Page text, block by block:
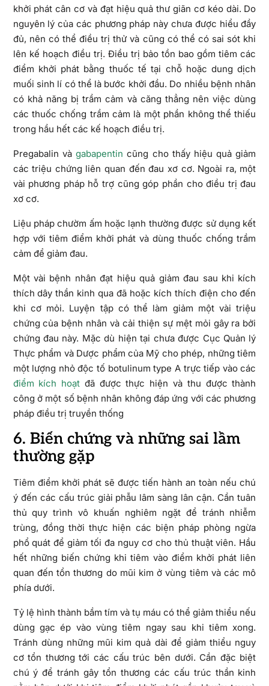
khởi phát cân cơ và đạt hiệu quả thư giãn cơ kéo dài. Do
nguyên lý của các phương pháp này chưa được hiểu đầy
đủ, nên có thể điều trị thử và cũng có thể có sai sót khi
lên kế hoạch điều trị. Điều trị bảo tồn bao gồm tiêm các
điểm khởi phát bằng thuốc tế tại chỗ hoặc dung dịch
muối sinh lí có thể là bước khởi đầu. Do nhiều bệnh nhân
có khả năng bị trầm cảm và căng thẳng nên việc dùng
các thuốc chống trầm cảm là một phần không thể thiếu
trong hầu hết các kế hoạch điều trị.
Pregabalin vàgabapentincũng cho thấy hiệu quả giảm
các triệu chứng liên quan đến đau xơ cơ. Ngoài ra, một
vài phương pháp hỗ trợ cũng góp phần cho điều trị đau
xơ cơ.
Liệu pháp chườm ấm hoặc lạnh thường được sử dụng kết
hợp với tiêm điểm khởi phát và dùng thuốc chống trầm
cảm để giảm đau.
Một vài bệnh nhân đạt hiệu quả giảm đau sau khi kích
thích dây thần kinh qua đã hoặc kích thích điện cho đến
khi cơ mỏi. Luyện tập có thể làm giảm một vài triệu
chứng của bệnh nhân và cải thiện sự mệt mỏi gây ra bởi
chứng đau này. Mặc dù hiện tại chưa được Cục Quản lý
Thực phẩm và Dược phẩm của Mỹ cho phép, những tiêm
một lượng nhỏ độc tố botulinum type A trực tiếp vào các
điểm kích hoạt đã được thực hiện và thu được thành
công ở một số bệnh nhân không đáp ứng với các phương
pháp điều trị truyền thống
6. Biến chứng và những sai lầm
thường gặp
Tiêm điểm khởi phát sẽ được tiến hành an toàn nếu chú
ý đến các cấu trúc giải phẫu lâm sàng lân cận. Cần tuân
thủ quy trình vô khuấn nghiêm ngặt để tránh nhiễm
trùng, đồng thời thực hiện các biện pháp phòng ngừa
phổ quát để giảm tối đa nguy cơ cho thủ thuật viên. Hầu
hết những biến chứng khi tiêm vào điểm khởi phát liên
quan đến tổn thương do mũi kim ở vùng tiêm và các mô
phía dưới.
Tỷ lệ hình thành bầm tím và tụ máu có thể giảm thiểu nếu
dùng gạc ép vào vùng tiêm ngay sau khi tiêm xong.
Tránh dùng những mũi kim quả dài để giảm thiểu nguy
cơ tổn thương tới các cấu trúc bên dưới. Cần đặc biệt
chú ý để tránh gây tổn thương các cấu trúc thần kinh